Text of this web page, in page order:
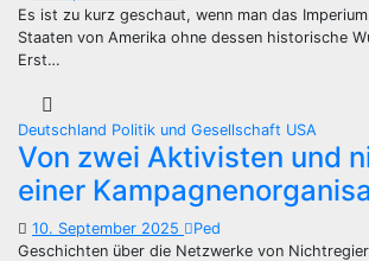
Es ist zu kurz geschaut, wenn man das
Staaten von Amerika ohne dessen historische
Erst…
Deutschland Politik und Gesellschaft USA
Von zwei Aktivisten und
einer
10. September 2025
Ped
Geschichten über die Netzwerke von